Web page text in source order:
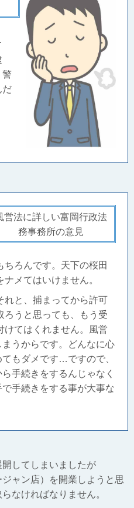
警
だ
営法に詳しい富岡行政法
務事務所の意見
ろんです。天下の桜田
ナメてはいけません。
と、捕まってから許可
ろうと思っても、もう受
けてはくれません。風営
うからです。どんなに心
もダメです…ですので、
手続きをするんじゃなく
手続きをする事が大事な
してしまいましたが
ャン店）を開業しようと思
なければなりません。